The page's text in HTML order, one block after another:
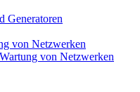
Generatoren
von Netzwerken
von Netzwerken